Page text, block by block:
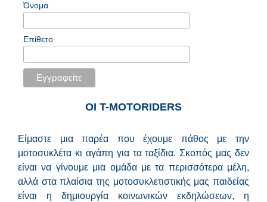
Όνομα
Επίθετο
ΟΙ Τ-MOTORIDERS
Είμαστε μια παρέα που έχουμε πάθος με την
μοτοσυκλέτα κι αγάπη για τα ταξίδια. Σκοπός μας δεν
είναι να γίνουμε μια ομάδα με τα περισσότερα μέλη,
αλλά στα πλαίσια της μοτοσυκλετιστικής μας παιδείας
είναι η δημιουργία κοινωνικών εκδηλώσεων, η